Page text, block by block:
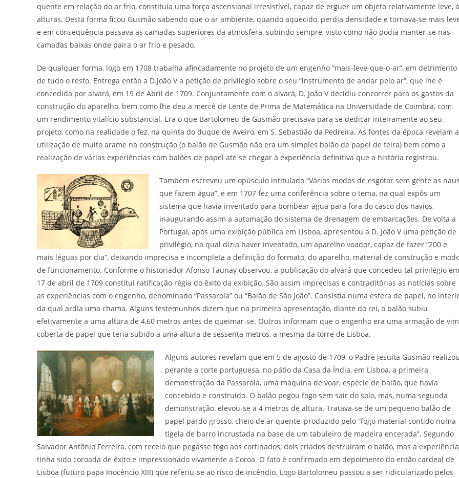
quente em relação do ar frio, constituía uma força ascensional irresistível, capaz de erguer um objeto relativamente leve,
alturas. Desta forma ficou Gusmão sabendo que o ar ambiente, quando aquecido, perdia densidade e tornava-se mais
e em consequência passava as camadas superiores da atmosfera, subindo sempre, visto como não podia manter-se nas
camadas baixas onde paira o ar frio e pesado.
De qualquer forma, logo em 1708 trabalha afincadamente no projeto de um engenho “mais-leve-que-o-ar”, em detrimento
de tudo o resto. Entrega então a D.João V a petição de privilégio sobre o seu “instrumento de andar pelo ar”, que lhe é
concedida por alvará, em 19 de Abril de 1709. Conjuntamente com o alvará, D. João V decidiu concorrer para os gastos da
construção do aparelho, bem como lhe deu a mercê de Lente de Prima de Matemática na Universidade de Coimbra, com
um rendimento vitalício substancial. Era o que Bartolomeu de Gusmão precisava para se dedicar inteiramente ao seu
projeto, como na realidade o fez, na quinta do duque de Aveiro, em S. Sebastião da Pedreira. As fontes da época revelam a
utilização de muito arame na construção (o balão de Gusmão não era um simples balão de papel de feira) bem como a
realização de várias experiências com balões de papel até se chegar à experiência definitiva que a história registrou.
Também escreveu um opúsculo intitulado “Vários modos de esgotar sem gente as
que fazem água”, e em 1707 fez uma conferência sobre o tema, na qual expôs um
sistema que havia inventado para bombear água para fora do casco dos navios,
inaugurando assim a automação do sistema de drenagem de embarcações. De volta a
Portugal, após uma exibição pública em Lisboa, apresentou a D. João V uma petição de
privilégio, na qual dizia haver inventado, um aparelho voador, capaz de fazer “200 e
mais léguas por dia”, deixando imprecisa e incompleta a definição do formato, do aparelho, material de construção e
de funcionamento. Conforme o historiador Afonso Taunay observou, a publicação do alvará que concedeu tal privilégio em
17 de abril de 1709 constitui ratificação régia do êxito da exibição. São assim imprecisas e contraditórias as notícias sobre
as experiências com o engenho, denominado “Passarola” ou “Balão de São João”. Consistia numa esfera de papel, no
da qual ardia uma chama. Alguns testemunhos dizem que na primeira apresentação, diante do rei, o balão subiu
efetivamente a uma altura de 4,60 metros antes de queimar-se. Outros informam que o engenho era uma armação de
coberta de papel que teria subido a uma altura de sessenta metros, a mesma da torre de Lisboa.
Alguns autores revelam que em 5 de agosto de 1709, o Padre jesuíta Gusmão
perante a corte portuguesa, no pátio da Casa da Índia, em Lisboa, a primeira
demonstração da Passarola, uma máquina de voar, espécie de balão, que havia
concebido e construído. O balão pegou fogo sem sair do solo, mas, numa segunda
demonstração, elevou-se a 4 metros de altura. Tratava-se de um pequeno balão de
papel pardo grosso, cheio de ar quente, produzido pelo “fogo material contido numa
tigela de barro incrustada na base de um tabuleiro de madeira encerada”. Segundo
Salvador Antônio Ferreira, com receio que pegasse fogo aos cortinados, dois criados destruíram o balão, mas a experiência
tinha sido coroada de êxito e impressionado vivamente a Coroa. O fato é confirmado em depoimento do então cardeal de
Lisboa (futuro papa Inocêncio XIII) que referiu-se ao risco de incêndio. Logo Bartolomeu passou a ser ridicularizado pelos